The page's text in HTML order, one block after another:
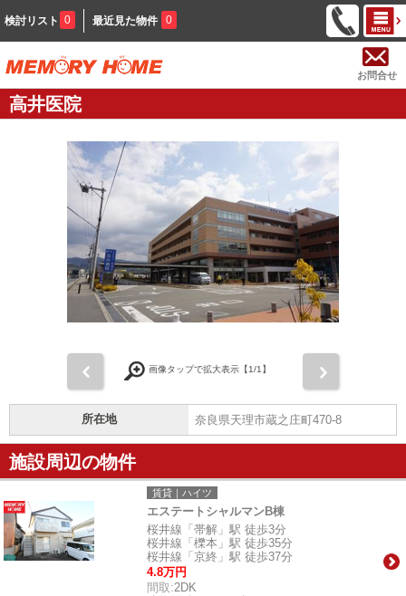
検討リスト 0 最近見た物件 0
お問合せ
高井医院
画像タップで拡大表示【1/1】
所在地 奈良県天理市蔵之庄町470-8
施設周辺の物件
賃貸｜ハイツ
エステートシャルマンB棟
桜井線「帯解」駅 徒歩3分
桜井線「櫟本」駅 徒歩35分
桜井線「京終」駅 徒歩37分
4.8万円
間取:2DK